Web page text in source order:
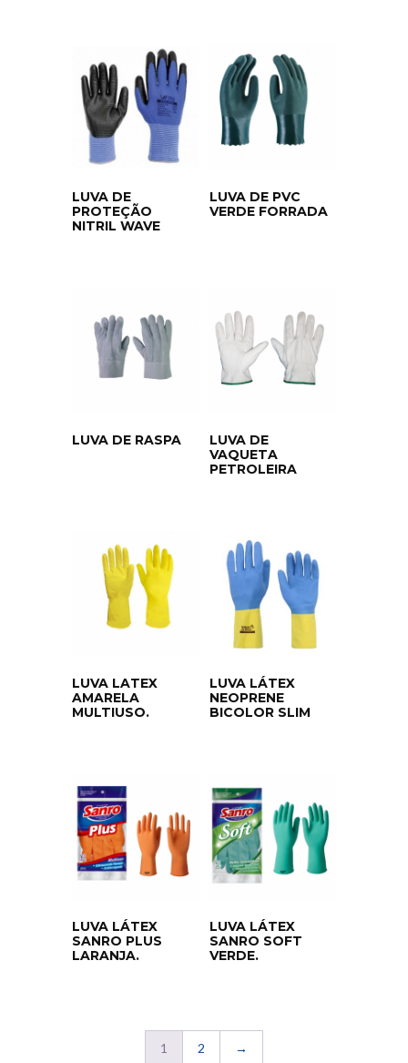
LUVA DE
PROTEÇÃO
NITRIL WAVE
LUVA DE PVC
VERDE FORRADA
LUVA DE RASPA
LUVA DE
VAQUETA
PETROLEIRA
LUVA LATEX
AMARELA
MULTIUSO.
LUVA LÁTEX
NEOPRENE
BICOLOR SLIM
LUVA LÁTEX
SANRO PLUS
LARANJA.
LUVA LÁTEX
SANRO SOFT
VERDE.
1 2 →